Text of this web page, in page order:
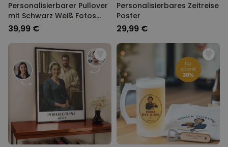
Personalisierbarer Pullover
mit Schwarz Weiß Fotos
und Text
39,99 €
Personalisierbares Zeitreise
Poster
29,99 €